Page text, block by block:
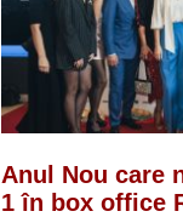
Anul Nou care
1 în box office